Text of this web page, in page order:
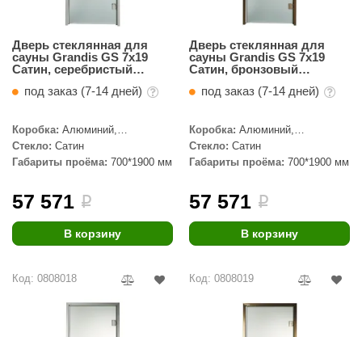
Дверь стеклянная для
сауны Grandis GS 7x19
Сатин, серебристый
под заказ (7-14 дней)
Коробка: Алюминий,
Серебристый профиль
Стекло: Сатин
Габариты проёма: 700*1900 мм
57 571 i
В корзину
Дверь стеклянная для
сауны Grandis GS 7x19
Сатин, бронзовый
под заказ (7-14 дней)
Коробка: Алюминий,
Бронзовый профиль
Стекло: Сатин
Габариты проёма: 700*1900 мм
57 571 i
В корзину
Код: 0808018 Код: 0808019